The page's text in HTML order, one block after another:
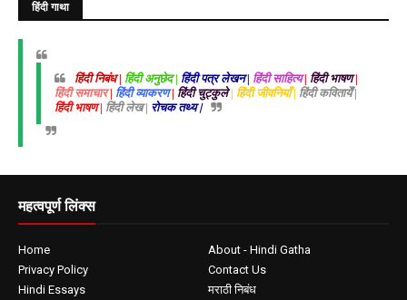
हिंदी गाथा
हिंदी निबंध | हिंदी अनुछेद | हिंदी पत्र लेखन | हिंदी साहित्य| हिंदी भाषण|
हिंदी समाचार| हिंदी व्याकरण| हिंदी चुट्कुले| हिंदी जीवनियाँ | हिंदी कवितायेँ |
हिंदी भाषण | हिंदी लेख | रोचक तथ्य |
महत्वपूर्ण लिंक्स
Home
About - Hindi Gatha
Privacy Policy
Contact Us
Hindi Essays
मराठी निबंध